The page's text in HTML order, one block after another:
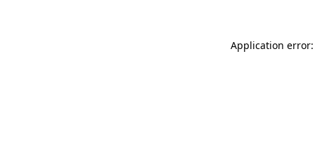
Application